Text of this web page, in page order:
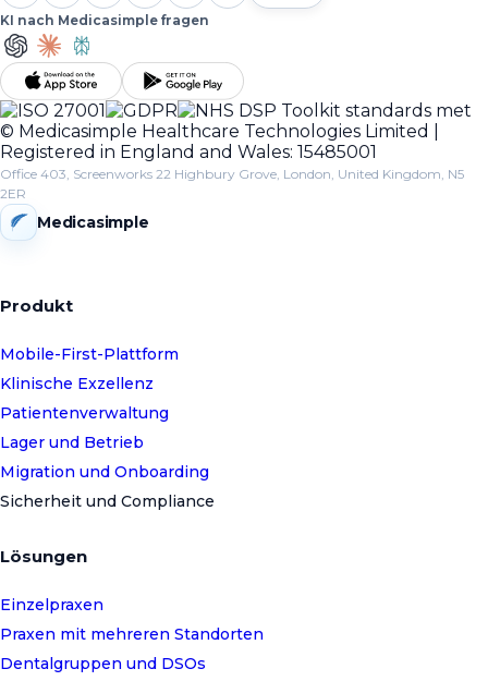
KI nach Medicasimple fragen
© Medicasimple Healthcare Technologies Limited |
Registered in England and Wales: 15485001
Office 403, Screenworks 22 Highbury Grove, London, United Kingdom, N5
2ER
Medicasimple
Produkt
Mobile-First-Plattform
Klinische Exzellenz
Patientenverwaltung
Lager und Betrieb
Migration und Onboarding
Sicherheit und Compliance
Lösungen
Einzelpraxen
Praxen mit mehreren Standorten
Dentalgruppen und DSOs